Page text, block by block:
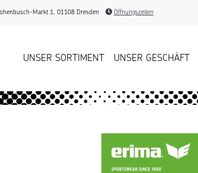
Markt 1, 01108 Dresden Öffnungszeiten
UNSER SORTIMENT UNSER GESCHÄFT